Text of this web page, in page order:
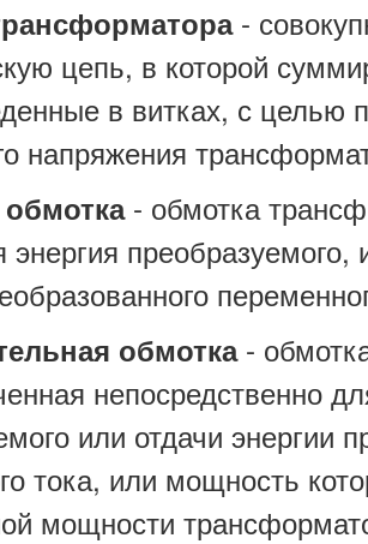
-
цепь, в которой
в витках, с целью
напряжения
- обмотка
энергия преобразуемого,
обмотка-
непосредственно
или отдачи энергии
тока, или мощность
мощности